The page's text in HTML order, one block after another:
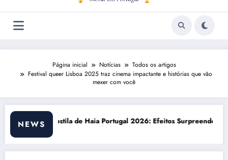
Página inicial Notícias
Todos os artigos
Festival queer Lisboa 2025 traz cinema impactante e histórias que vão
mexer com você
NEWS
2026: Efeitos Surpreendentes e OportunidadesCusto de vida em